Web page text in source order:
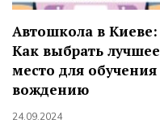
Автошкола в Киеве:
Как выбрать лучшее
место для обучения
вождению
24.09.2024